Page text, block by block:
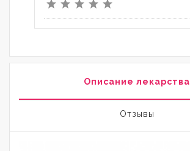
Описание лекарства
Отзывы